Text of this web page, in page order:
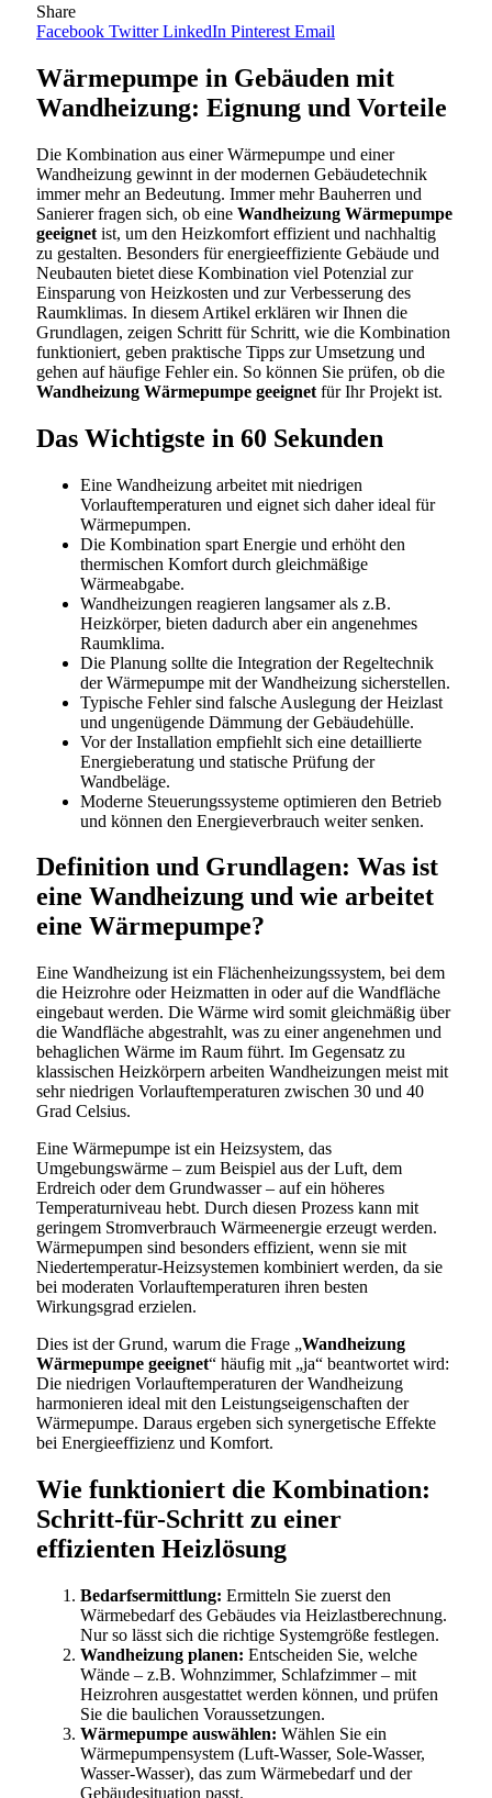
Share
Facebook Twitter LinkedIn Pinterest Email
Wärmepumpe in Gebäuden mit
Wandheizung: Eignung und Vorteile
Die Kombination aus einer Wärmepumpe und einer
Wandheizung gewinnt in der modernen Gebäudetechnik
immer mehr an Bedeutung. Immer mehr Bauherren und
Sanierer fragen sich, ob eine Wandheizung Wärmepumpe
geeignet ist, um den Heizkomfort effizient und nachhaltig
zu gestalten. Besonders für energieeffiziente Gebäude und
Neubauten bietet diese Kombination viel Potenzial zur
Einsparung von Heizkosten und zur Verbesserung des
Raumklimas. In diesem Artikel erklären wir Ihnen die
Grundlagen, zeigen Schritt für Schritt, wie die Kombination
funktioniert, geben praktische Tipps zur Umsetzung und
gehen auf häufige Fehler ein. So können Sie prüfen, ob die
Wandheizung Wärmepumpe geeignet für Ihr Projekt ist.
Das Wichtigste in 60 Sekunden
Eine Wandheizung arbeitet mit niedrigen
Vorlauftemperaturen und eignet sich daher ideal für
Wärmepumpen.
Die Kombination spart Energie und erhöht den
thermischen Komfort durch gleichmäßige
Wärmeabgabe.
Wandheizungen reagieren langsamer als z.B.
Heizkörper, bieten dadurch aber ein angenehmes
Raumklima.
Die Planung sollte die Integration der Regeltechnik
der Wärmepumpe mit der Wandheizung sicherstellen.
Typische Fehler sind falsche Auslegung der Heizlast
und ungenügende Dämmung der Gebäudehülle.
Vor der Installation empfiehlt sich eine detaillierte
Energieberatung und statische Prüfung der
Wandbeläge.
Moderne Steuerungssysteme optimieren den Betrieb
und können den Energieverbrauch weiter senken.
Definition und Grundlagen: Was ist
eine Wandheizung und wie arbeitet
eine Wärmepumpe?
Eine Wandheizung ist ein Flächenheizungssystem, bei dem
die Heizrohre oder Heizmatten in oder auf die Wandfläche
eingebaut werden. Die Wärme wird somit gleichmäßig über
die Wandfläche abgestrahlt, was zu einer angenehmen und
behaglichen Wärme im Raum führt. Im Gegensatz zu
klassischen Heizkörpern arbeiten Wandheizungen meist mit
sehr niedrigen Vorlauftemperaturen zwischen 30 und 40
Grad Celsius.
Eine Wärmepumpe ist ein Heizsystem, das
Umgebungswärme – zum Beispiel aus der Luft, dem
Erdreich oder dem Grundwasser – auf ein höheres
Temperaturniveau hebt. Durch diesen Prozess kann mit
geringem Stromverbrauch Wärmeenergie erzeugt werden.
Wärmepumpen sind besonders effizient, wenn sie mit
Niedertemperatur-Heizsystemen kombiniert werden, da sie
bei moderaten Vorlauftemperaturen ihren besten
Wirkungsgrad erzielen.
Dies ist der Grund, warum die Frage „Wandheizung
Wärmepumpe geeignet“ häufig mit „ja“ beantwortet wird:
Die niedrigen Vorlauftemperaturen der Wandheizung
harmonieren ideal mit den Leistungseigenschaften der
Wärmepumpe. Daraus ergeben sich synergetische Effekte
bei Energieeffizienz und Komfort.
Wie funktioniert die Kombination:
Schritt-für-Schritt zu einer
effizienten Heizlösung
Bedarfsermittlung: Ermitteln Sie zuerst den
Wärmebedarf des Gebäudes via Heizlastberechnung.
Nur so lässt sich die richtige Systemgröße festlegen.
Wandheizung planen: Entscheiden Sie, welche
Wände – z.B. Wohnzimmer, Schlafzimmer – mit
Heizrohren ausgestattet werden können, und prüfen
Sie die baulichen Voraussetzungen.
Wärmepumpe auswählen: Wählen Sie ein
Wärmepumpensystem (Luft-Wasser, Sole-Wasser,
Wasser-Wasser), das zum Wärmebedarf und der
Gebäudesituation passt.